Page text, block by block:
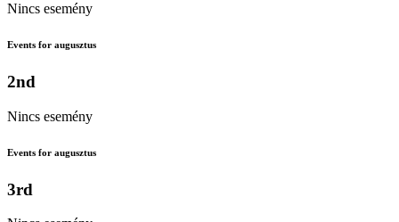
Nincs esemény
Events for augusztus
2nd
Nincs esemény
Events for augusztus
3rd